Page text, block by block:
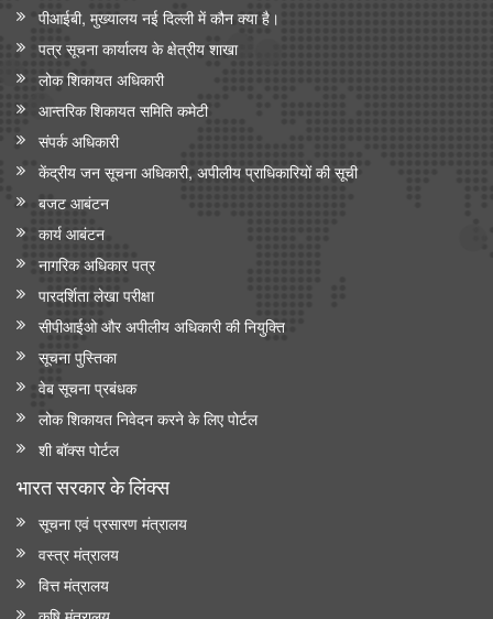
पीआईबी, मुख्यालय नई दिल्ली में कौन क्या है।
पत्र सूचना कार्यालय के क्षेत्रीय शाखा
लोक शिकायत अधिकारी
आन्‍तरिक शिकायत समिति कमेटी
संपर्क अधिकारी
केंद्रीय जन सूचना अधिकारी, अपीलीय प्राधिकारियों की सूची
बजट आबंटन
कार्य आबंटन
नागरिक अधिकार पत्र
पारदर्शिता लेखा परीक्षा
सीपीआईओ और अपी‍लीय अधिकारी की नियुक्ति
सूचना पुस्तिका
वेब सूचना प्रबंधक
लोक शिकायत निवेदन करने के लिए पोर्टल
शी बॉक्स पोर्टल
भारत सरकार के लिंक्‍स
सूचना एवं प्रसारण मंत्रालय
वस्त्र मंत्रालय
वित्त मंत्रालय